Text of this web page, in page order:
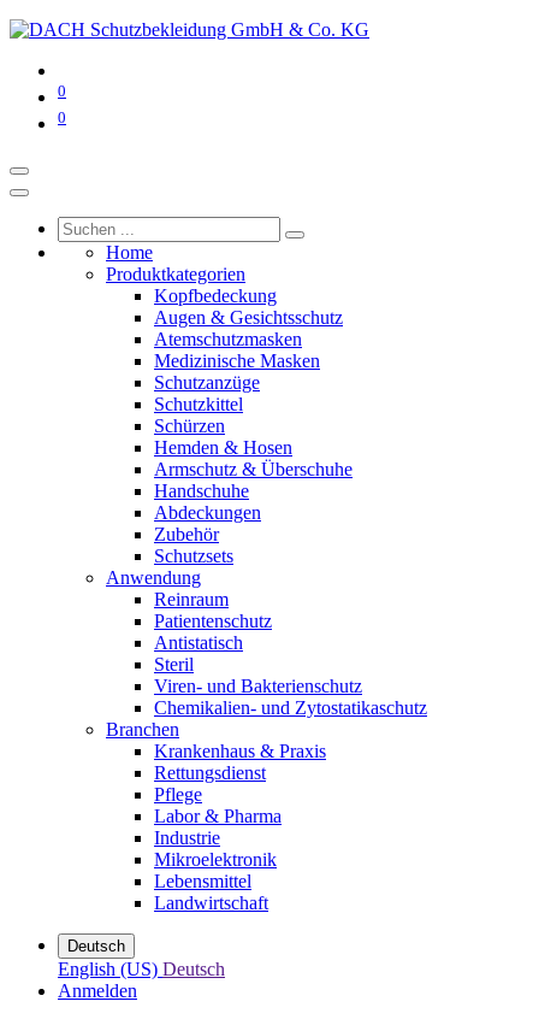
0
0
Home
Produktkategorien
Kopfbedeckung
Augen & Gesichtsschutz
Atemschutzmasken
Medizinische Masken
Schutzanzüge
Schutzkittel
Schürzen
Hemden & Hosen
Armschutz & Überschuhe
Handschuhe
Abdeckungen
Zubehör
Schutzsets
Anwendung
Reinraum
Patientenschutz
Antistatisch
Steril
Viren- und Bakterienschutz
Chemikalien- und Zytostatikaschutz
Branchen
Krankenhaus & Praxis
Rettungsdienst
Pflege
Labor & Pharma
Industrie
Mikroelektronik
Lebensmittel
Landwirtschaft
Deutsch
English (US) Deutsch
Anmelden